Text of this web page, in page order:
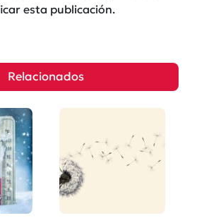
esta publicación.
Relacionados